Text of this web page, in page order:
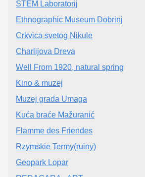
STEM Laboratorij
Ethnographic Museum Dobrinj
Crkvica svetog Nikule
Charlijova Dreva
Well From 1920, natural spring
Kino & muzej
Muzej grada Umaga
Kuća braće Mažuranić
Flamme des Friendes
Rzymskie Termy(ruiny)
Geopark Lopar